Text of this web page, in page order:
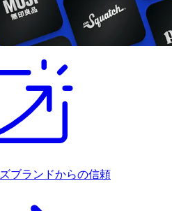
ブランドからの信頼